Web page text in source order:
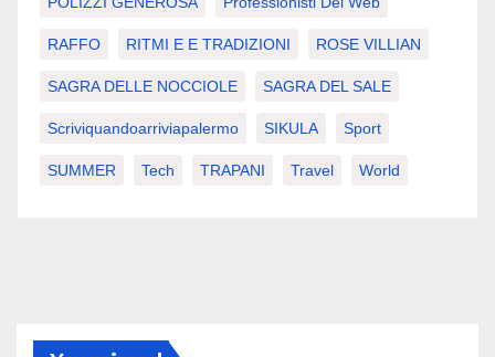
RAFFO RITMI E E TRADIZIONI ROSE VILLIAN
SAGRA DELLE NOCCIOLE SAGRA DEL SALE
Scriviquandoarriviapalermo SIKULA Sport
SUMMER Tech TRAPANI Travel World